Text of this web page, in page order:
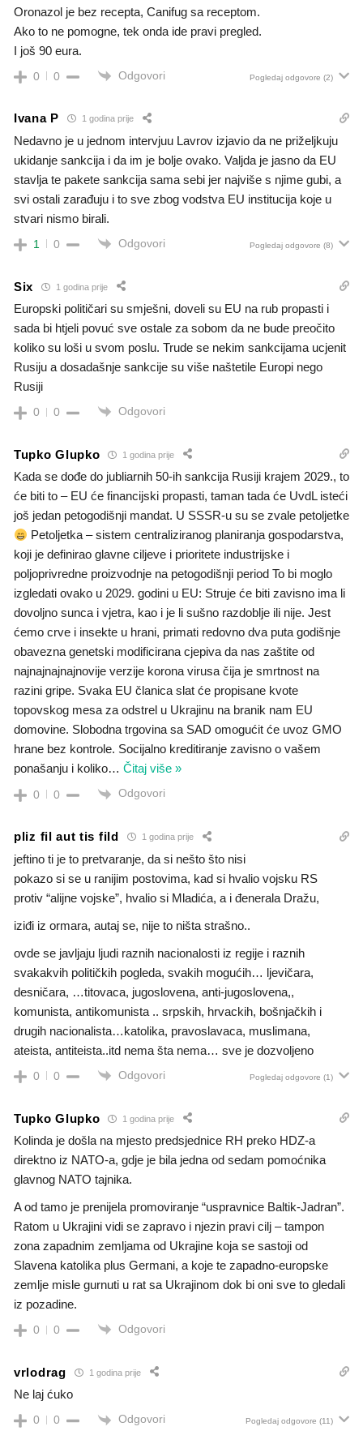
Oronazol je bez recepta, Canifug sa receptom.
Ako to ne pomogne, tek onda ide pravi pregled.
I još 90 eura.
0 0 Odgovori Pogledaj odgovore (2)
Ivana P 1 godina prije
Nedavno je u jednom intervjuu Lavrov izjavio da ne priželjkuju
ukidanje sankcija i da im je bolje ovako. Valjda je jasno da EU
stavlja te pakete sankcija sama sebi jer najviše s njime gubi, a
svi ostali zarađuju i to sve zbog vodstva EU institucija koje u
stvari nismo birali.
1 0 Odgovori Pogledaj odgovore (8)
Six 1 godina prije
Europski političari su smješni, doveli su EU na rub propasti i
sada bi htjeli povuć sve ostale za sobom da ne bude preočito
koliko su loši u svom poslu. Trude se nekim sankcijama ucjenit
Rusiju a dosadašnje sankcije su više naštetile Europi nego
Rusiji
0 0 Odgovori
Tupko Glupko 1 godina prije
Kada se dođe do jubliarnih 50-ih sankcija Rusiji krajem 2029., to
će biti to – EU će financijski propasti, taman tada će UvdL isteći
još jedan petogodišnji mandat. U SSSR-u su se zvale petoljetke
Petoljetka – sistem centraliziranog planiranja gospodarstva,
koji je definirao glavne ciljeve i prioritete industrijske i
poljoprivredne proizvodnje na petogodišnji period To bi moglo
izgledati ovako u 2029. godini u EU: Struje će biti zavisno ima li
dovoljno sunca i vjetra, kao i je li sušno razdoblje ili nije. Jest
ćemo crve i insekte u hrani, primati redovno dva puta godišnje
obavezna genetski modificirana cjepiva da nas zaštite od
najnajnajnajnovije verzije korona virusa čija je smrtnost na
razini gripe. Svaka EU članica slat će propisane kvote
topovskog mesa za odstrel u Ukrajinu na branik nam EU
domovine. Slobodna trgovina sa SAD omogućit će uvoz GMO
hrane bez kontrole. Socijalno kreditiranje zavisno o vašem
ponašanju i koliko… Čitaj više »
0 0 Odgovori
pliz fil aut tis fild 1 godina prije
jeftino ti je to pretvaranje, da si nešto što nisi
pokazo si se u ranijim postovima, kad si hvalio vojsku RS
protiv “alijne vojske”, hvalio si Mladića, a i đenerala Dražu,
iziđi iz ormara, autaj se, nije to ništa strašno..
ovde se javljaju ljudi raznih nacionalosti iz regije i raznih
svakakvih političkih pogleda, svakih mogućih… ljevičara,
desničara, …titovaca, jugoslovena, anti-jugoslovena,,
komunista, antikomunista .. srpskih, hrvackih, bošnjačkih i
drugih nacionalista…katolika, pravoslavaca, muslimana,
ateista, antiteista..itd nema šta nema… sve je dozvoljeno
0 0 Odgovori Pogledaj odgovore (1)
Tupko Glupko 1 godina prije
Kolinda je došla na mjesto predsjednice RH preko HDZ-a
direktno iz NATO-a, gdje je bila jedna od sedam pomoćnika
glavnog NATO tajnika.
A od tamo je prenijela promoviranje “uspravnice Baltik-Jadran”.
Ratom u Ukrajini vidi se zapravo i njezin pravi cilj – tampon
zona zapadnim zemljama od Ukrajine koja se sastoji od
Slavena katolika plus Germani, a koje te zapadno-europske
zemlje misle gurnuti u rat sa Ukrajinom dok bi oni sve to gledali
iz pozadine.
0 0 Odgovori
vrlodrag 1 godina prije
Ne laj ćuko
0 0 Odgovori Pogledaj odgovore (11)